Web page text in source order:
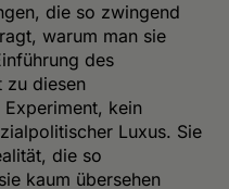
die so zwingend
warum man sie
des
zu diesen
kein
Luxus. Sie
die so
kaum übersehen